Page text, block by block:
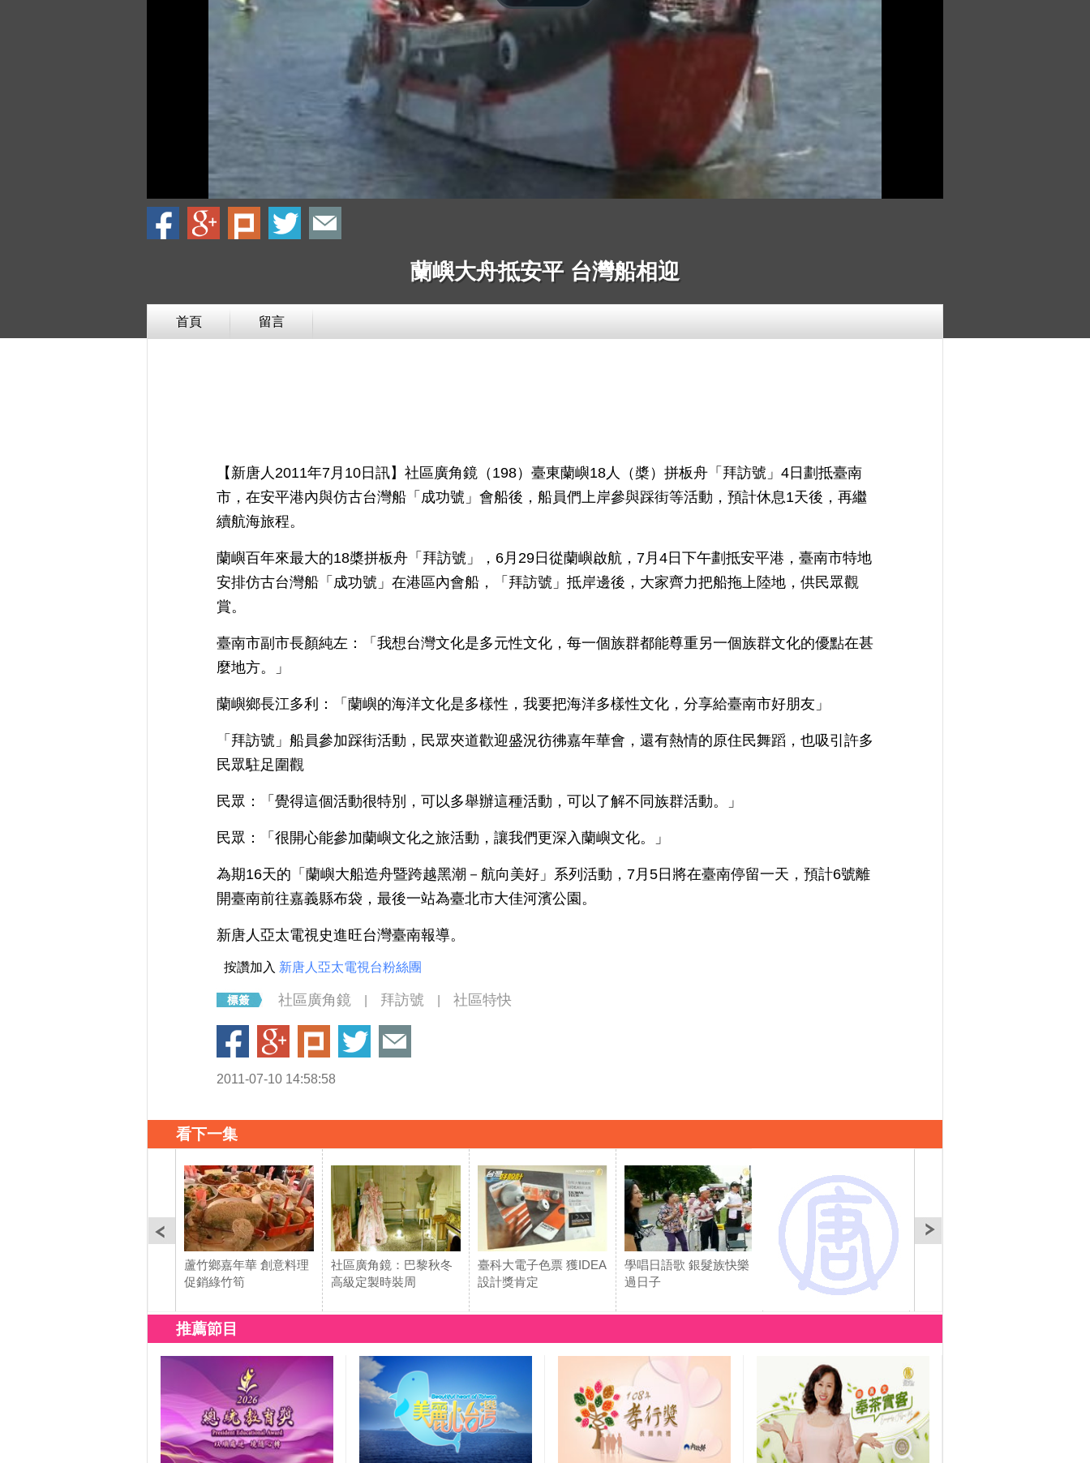
蘭嶼大舟抵安平 台灣船相迎
首頁 留言
【新唐人2011年7月10日訊】社區廣角鏡（198）臺東蘭嶼18人（槳）拼板舟「拜訪號」4日劃抵臺南
市，在安平港內與仿古台灣船「成功號」會船後，船員們上岸參與踩街等活動，預計休息1天後，再繼
續航海旅程。
蘭嶼百年來最大的18槳拼板舟「拜訪號」，6月29日從蘭嶼啟航，7月4日下午劃抵安平港，臺南市特地
安排仿古台灣船「成功號」在港區內會船，「拜訪號」抵岸邊後，大家齊力把船拖上陸地，供民眾觀
賞。
臺南市副市長顏純左：「我想台灣文化是多元性文化，每一個族群都能尊重另一個族群文化的優點在甚
麼地方。」
蘭嶼鄉長江多利：「蘭嶼的海洋文化是多樣性，我要把海洋多樣性文化，分享給臺南市好朋友」
「拜訪號」船員參加踩街活動，民眾夾道歡迎盛況彷彿嘉年華會，還有熱情的原住民舞蹈，也吸引許多
民眾駐足圍觀
民眾：「覺得這個活動很特別，可以多舉辦這種活動，可以了解不同族群活動。」
民眾：「很開心能參加蘭嶼文化之旅活動，讓我們更深入蘭嶼文化。」
為期16天的「蘭嶼大船造舟暨跨越黑潮－航向美好」系列活動，7月5日將在臺南停留一天，預計6號離
開臺南前往嘉義縣布袋，最後一站為臺北市大佳河濱公園。
新唐人亞太電視史進旺台灣臺南報導。
按讚加入 新唐人亞太電視台粉絲團
社區廣角鏡 拜訪號 社區特快
2011-07-10 14:58:58
看下一集
蘆竹鄉嘉年華 創意料理
促銷綠竹筍
社區廣角鏡：巴黎秋冬
高級定製時裝周
臺科大電子色票 獲IDEA
設計獎肯定
學唱日語歌 銀髮族快樂
過日子
台灣十鼓擊樂團巴黎演
推薦節目